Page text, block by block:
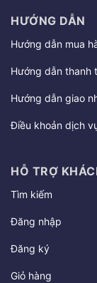
HƯỚNG DẪN
Hướng dẫn mua
Hướng dẫn thanh
Hướng dẫn giao
Điều khoản dịch
HỖ TRỢ
Tìm kiếm
Đăng nhập
Đăng ký
Giỏ hàng